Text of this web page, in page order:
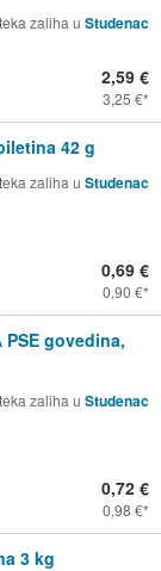
zaliha u Studenac
2,59 €
3,25 €
42 g
zaliha u Studenac
0,69 €
0,90 €
PSE govedina,
zaliha u Studenac
0,72 €
0,98 €
3 kg